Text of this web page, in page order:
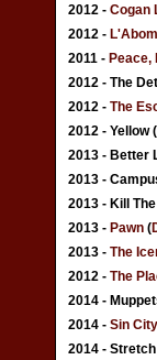
2012 - Cogan
2012 -
2011 - Peace,
2012 - The
2012 - The
2012 - Yellow
2013 - Better
2013 -
2013 - Kill
2013 - Pawn (
2013 - The
2012 - The
2014 -
2014 - Sin
2014 -